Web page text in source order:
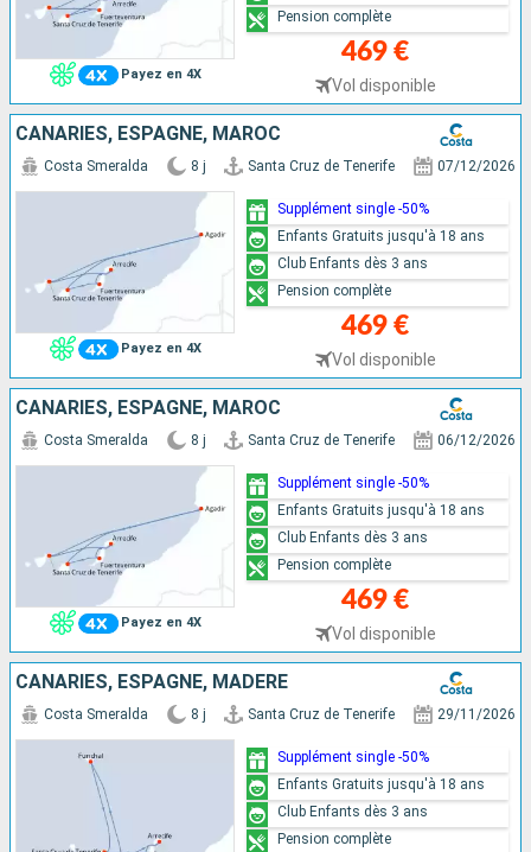
Payez en 4X
469 €
Vol disponible
Pension complète
CANARIES, ESPAGNE, MAROC
Payez en 4X
Costa Smeralda 8 j Santa Cruz de Tenerife 07/12/2026
469 €
Vol disponible
Supplément single -50%
Enfants Gratuits jusqu'à 18 ans
Club Enfants dès 3 ans
Pension complète
CANARIES, ESPAGNE, MAROC
Payez en 4X
Costa Smeralda 8 j Santa Cruz de Tenerife 06/12/2026
469 €
Vol disponible
Supplément single -50%
Enfants Gratuits jusqu'à 18 ans
Club Enfants dès 3 ans
Pension complète
CANARIES, ESPAGNE, MADÈRE
Costa Smeralda 8 j Santa Cruz de Tenerife 29/11/2026
Supplément single -50%
Enfants Gratuits jusqu'à 18 ans
Club Enfants dès 3 ans
Pension complète